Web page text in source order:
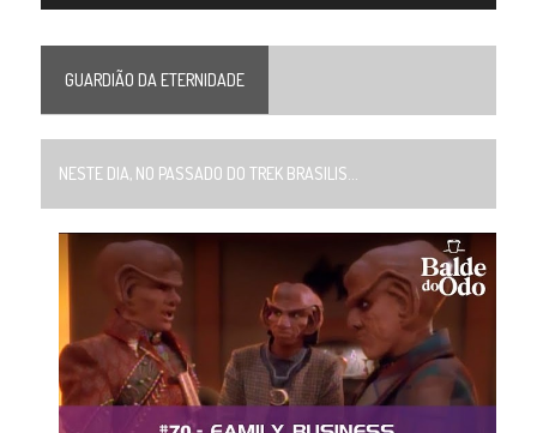
GUARDIÃO DA ETERNIDADE
NESTE DIA, NO PASSADO DO TREK BRASILIS...